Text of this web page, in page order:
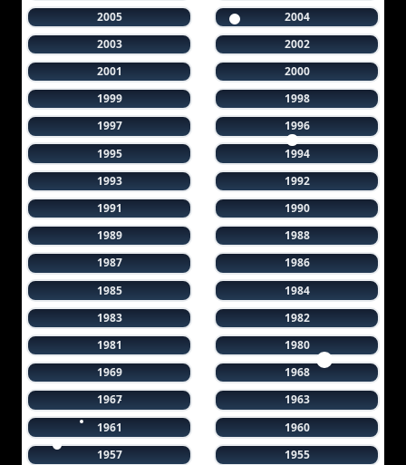
2005
2004
2003
2002
2001
2000
1999
1998
1997
1996
1995
1994
1993
1992
1991
1990
1989
1988
1987
1986
1985
1984
1983
1982
1981
1980
1969
1968
1967
1963
1961
1960
1957
1955